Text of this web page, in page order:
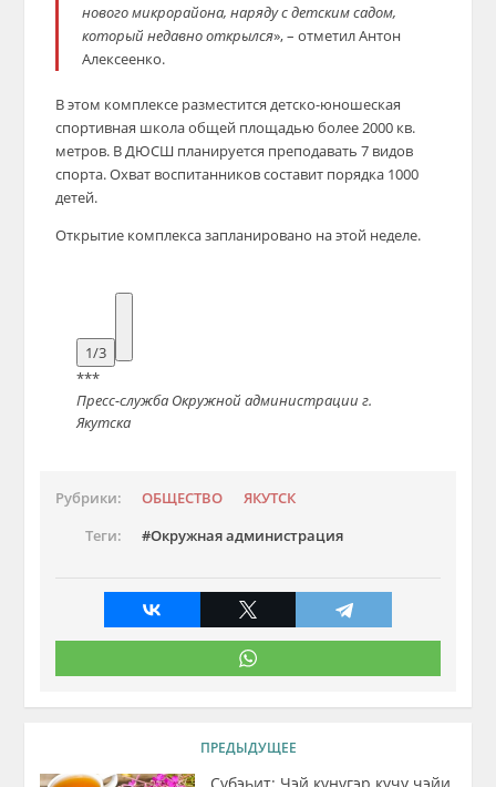
новогомикрорайона,наряду с детским садом,
который недавно открылся», – отметил Антон
Алексеенко.
В этом комплексе разместится детско-юношеская
спортивная школа общей площадью более 2000 кв.
метров. В ДЮСШ планируется преподавать 7 видов
спорта. Охват воспитанников составит порядка 1000
детей.
Открытие комплекса запланировано на этой неделе.
1/3
***
Пресс-служба Окружной администрации г.
Якутска
Рубрики: ОБЩЕСТВО
ЯКУТСК
Теги:
Окружная администрация
ПРЕДЫДУЩЕЕ